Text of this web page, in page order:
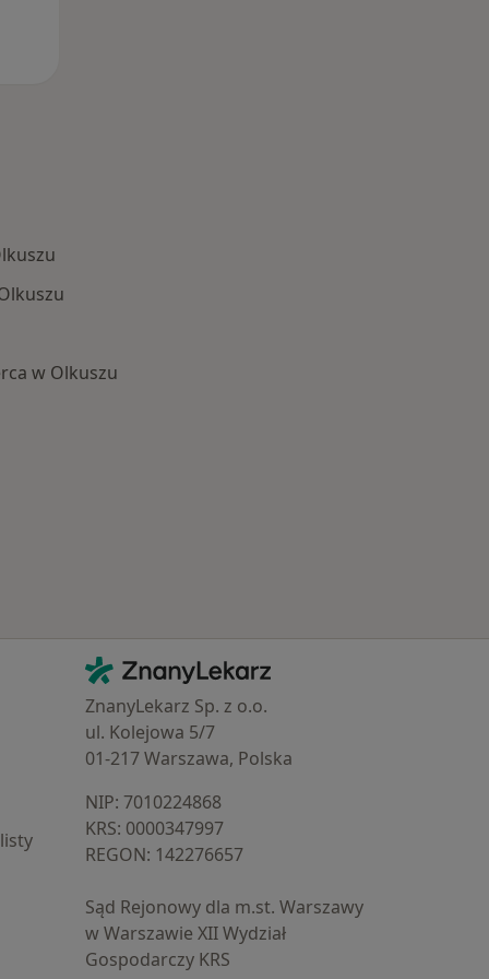
w Olkuszu
Kontakt
ZnanyLekarz - Strona główna
ZnanyLekarz Sp. z o.o.
ul. Kolejowa 5/7
01-217 Warszawa, Polska
NIP: ⁠7010224868
KRS: ⁠0000347997
REGON: ⁠142276657
Sąd Rejonowy dla m.st. Warszawy
w Warszawie XII Wydział
Gospodarczy KRS